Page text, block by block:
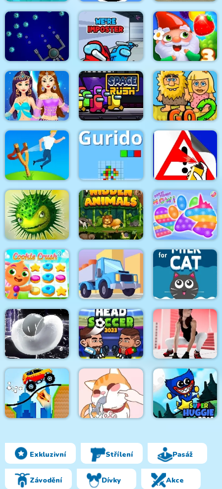
Butterfly Shimai
DoodieMan
Apocalypse
World of War Tanks
Space Module
We're Impostors : Kill
Together
Garden Tales 3
Arabian Princess
Dress Up Game
Space Rush Adam and Eve Go 2
Angry Guys Gurido Road Painting 3D
Mi Adventures Hidden Animals Pop It Fidget NOW
Cookie Crush 3 Truck Deliver 3D Milk For Cat
Mini Bubbles Head Soccer 2023 Parkour GO
Draw and Save The
Happy Cat Puzzle Super Huggie Bros
Exkluzivní Střílení Pasáž
Závodění Dívky Akce